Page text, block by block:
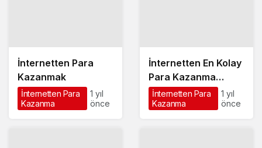
İnternetten Para
Kazanmak
İnternetten Para
Kazanma
1 yıl
önce
İnternetten En Kolay
Para Kazanma
Yöntemleri
İnternetten Para
Kazanma
1 yıl
önce